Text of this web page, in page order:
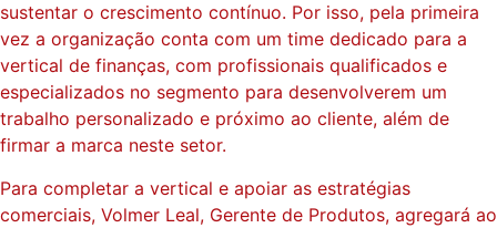
sustentar o crescimento contínuo. Por isso, pela primeira
vez a organização conta com um time dedicado para a
vertical de finanças, com profissionais qualificados e
especializados no segmento para desenvolverem um
trabalho personalizado e próximo ao cliente, além de
firmar a marca neste setor.
Para completar a vertical e apoiar as estratégias
comerciais, Volmer Leal, Gerente de Produtos, agregará ao